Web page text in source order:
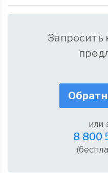
Запросить
или
8 800